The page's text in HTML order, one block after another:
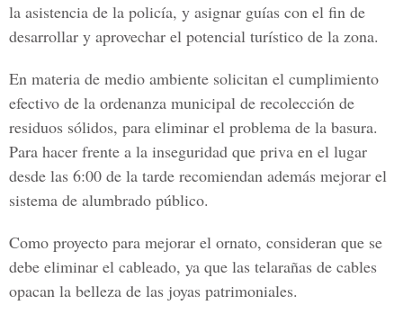
la asistencia de la policía, y asignar guías con el fin de
desarrollar y aprovechar el potencial turístico de la zona.
En materia de medio ambiente solicitan el cumplimiento
efectivo de la ordenanza municipal de recolección de
residuos sólidos, para eliminar el problema de la basura.
Para hacer frente a la inseguridad que priva en el lugar
desde las 6:00 de la tarde recomiendan además mejorar el
sistema de alumbrado público.
Como proyecto para mejorar el ornato, consideran que se
debe eliminar el cableado, ya que las telarañas de cables
opacan la belleza de las joyas patrimoniales.